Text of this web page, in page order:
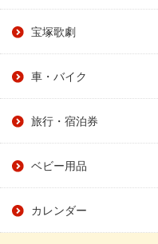
宝塚歌劇
車・バイク
旅行・宿泊券
ベビー用品
カレンダー